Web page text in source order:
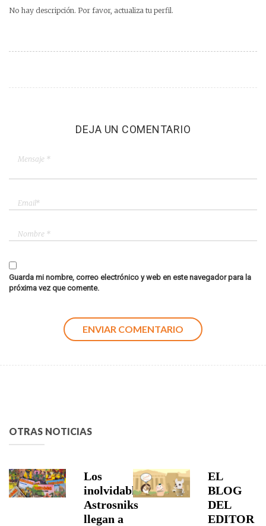
No hay descripción. Por favor, actualiza tu perfil.
DEJA UN COMENTARIO
Guarda mi nombre, correo electrónico y web en este navegador para la
próxima vez que comente.
OTRAS NOTICIAS
Los
inolvidables
Astrosniks
llegan a
EL
BLOG
DEL
EDITOR